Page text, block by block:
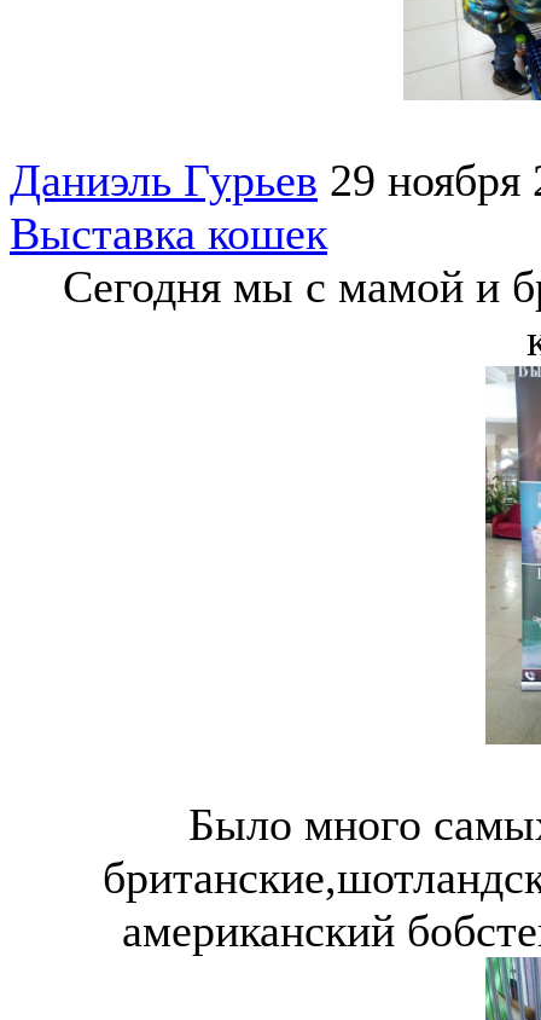
Даниэль Гурьев 29 ноября
Выставка кошек
Сегодня мы с мамой и
Было много
американский